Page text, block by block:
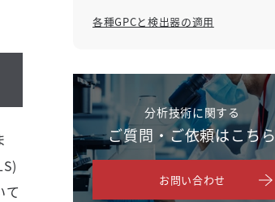
て
各種GPCと検出器の適用
分析技術に関する
ご質問・ご依頼はこちら
お問い合わせ